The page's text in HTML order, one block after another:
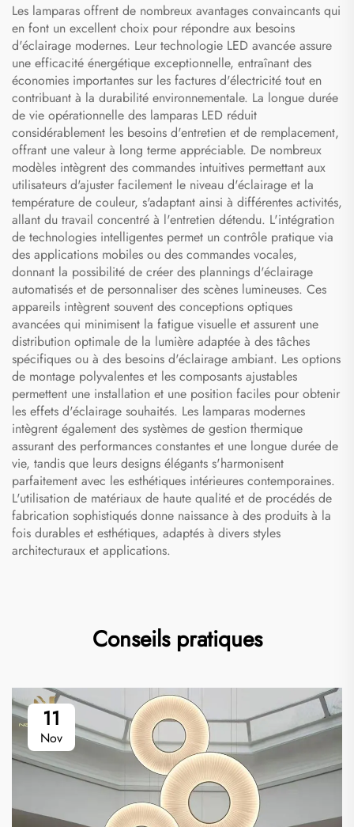
Les lamparas offrent de nombreux avantages convaincants qui
en font un excellent choix pour répondre aux besoins
d'éclairage modernes. Leur technologie LED avancée assure
une efficacité énergétique exceptionnelle, entraînant des
économies importantes sur les factures d'électricité tout en
contribuant à la durabilité environnementale. La longue durée
de vie opérationnelle des lamparas LED réduit
considérablement les besoins d'entretien et de remplacement,
offrant une valeur à long terme appréciable. De nombreux
modèles intègrent des commandes intuitives permettant aux
utilisateurs d'ajuster facilement le niveau d'éclairage et la
température de couleur, s'adaptant ainsi à différentes activités,
allant du travail concentré à l'entretien détendu. L'intégration
de technologies intelligentes permet un contrôle pratique via
des applications mobiles ou des commandes vocales,
donnant la possibilité de créer des plannings d'éclairage
automatisés et de personnaliser des scènes lumineuses. Ces
appareils intègrent souvent des conceptions optiques
avancées qui minimisent la fatigue visuelle et assurent une
distribution optimale de la lumière adaptée à des tâches
spécifiques ou à des besoins d'éclairage ambiant. Les options
de montage polyvalentes et les composants ajustables
permettent une installation et une position faciles pour obtenir
les effets d'éclairage souhaités. Les lamparas modernes
intègrent également des systèmes de gestion thermique
assurant des performances constantes et une longue durée de
vie, tandis que leurs designs élégants s'harmonisent
parfaitement avec les esthétiques intérieures contemporaines.
L'utilisation de matériaux de haute qualité et de procédés de
fabrication sophistiqués donne naissance à des produits à la
fois durables et esthétiques, adaptés à divers styles
architecturaux et applications.
Conseils pratiques
11
Nov